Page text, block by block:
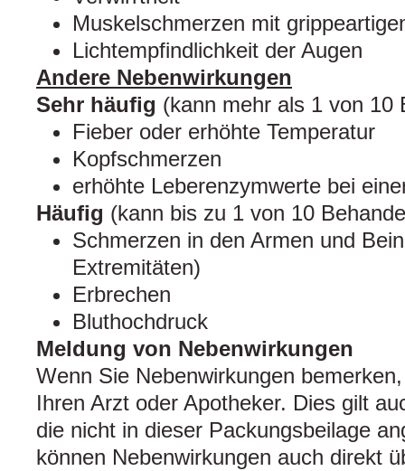
Muskelschmerzen mit
Lichtempfindlichkeit der Augen
Andere Nebenwirkungen
Sehr häufig (kann mehr als 1 von 10
Fieber oder erhöhte Temperatur
Kopfschmerzen
erhöhte Leberenzymwerte bei
Häufig (kann bis zu 1 von 10
Schmerzen in den Armen und
Extremitäten)
Erbrechen
Bluthochdruck
Meldung von Nebenwirkungen
Wenn Sie Nebenwirkungen
Ihren Arzt oder Apotheker. Dies gilt
die nicht in dieser Packungsbeilage
können Nebenwirkungen auch direkt